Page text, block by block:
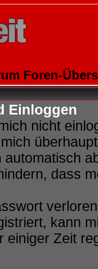
Foren-
Einloggen
nicht
dass
kann
einiger Zeit